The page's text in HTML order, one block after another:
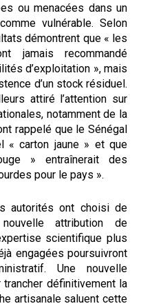
ou menacées dans un
vulnérable. Selon
démontrent que « les
jamais recommandé
d’exploitation », mais
d’un stock résiduel.
attiré l’attention sur
notamment de la
rappelé que le Sénégal
« carton jaune » et que
» entraînerait des
pour le pays ».
autorités ont choisi de
attribution de
scientifique plus
engagées poursuivront
Une nouvelle
définitivement la
artisanale saluent cette